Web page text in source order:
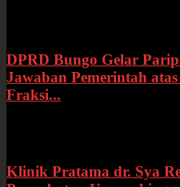
DPRD Bungo Gelar
Jawaban Pemerintah
Fraksi...
Klinik Pratama dr. Sya